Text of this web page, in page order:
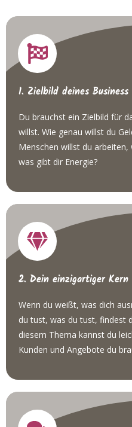
1. Zielbild deines Business
Du brauchst ein Zielbild für
willst. Wie genau willst du
Menschen willst du
was gibt dir Energie?
2. Dein einzigartiger Kern
Wenn du weißt, was dich
du tust, was du tust, findest
diesem Thema kannst du
Kunden und Angebote du